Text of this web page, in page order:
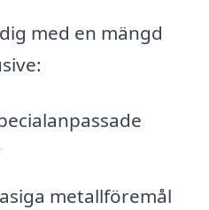
med en mängd
metallföremål